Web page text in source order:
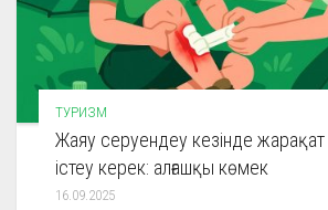
ТУРИЗМ
Жаяу серуендеу кезінде
істеу керек: алғашқы көмек
16.09.2025